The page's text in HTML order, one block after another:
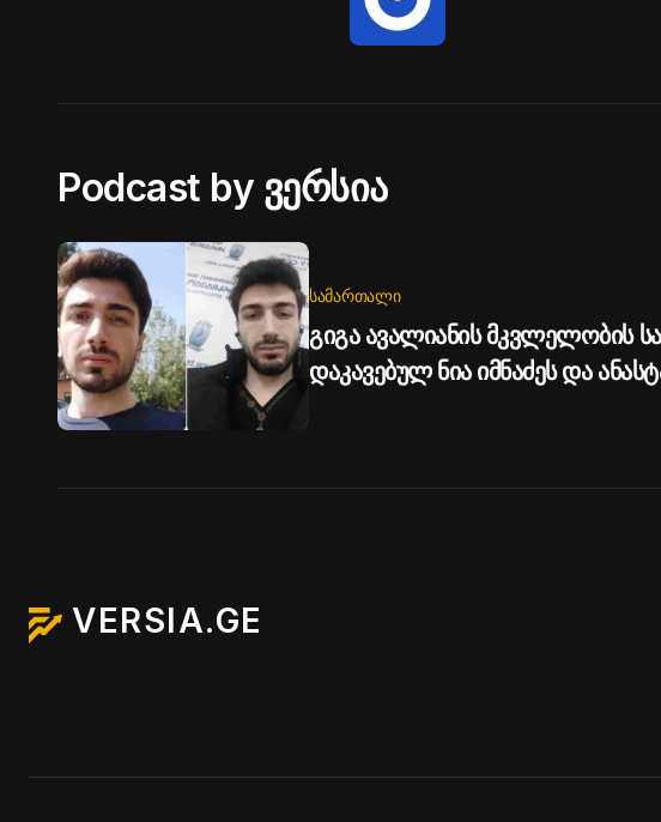
Podcast by ვერსია
ᲡᲐᲛᲐᲠᲗᲐᲚᲘ
გიგა ავალიანის მკვლელობის
დაკავებულ ნია იმნაძეს და
VERSIA.GE